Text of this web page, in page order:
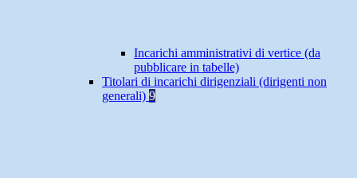
Incarichi amministrativi di vertice (da
pubblicare in tabelle)
Titolari di incarichi dirigenziali (dirigenti non
generali) 9